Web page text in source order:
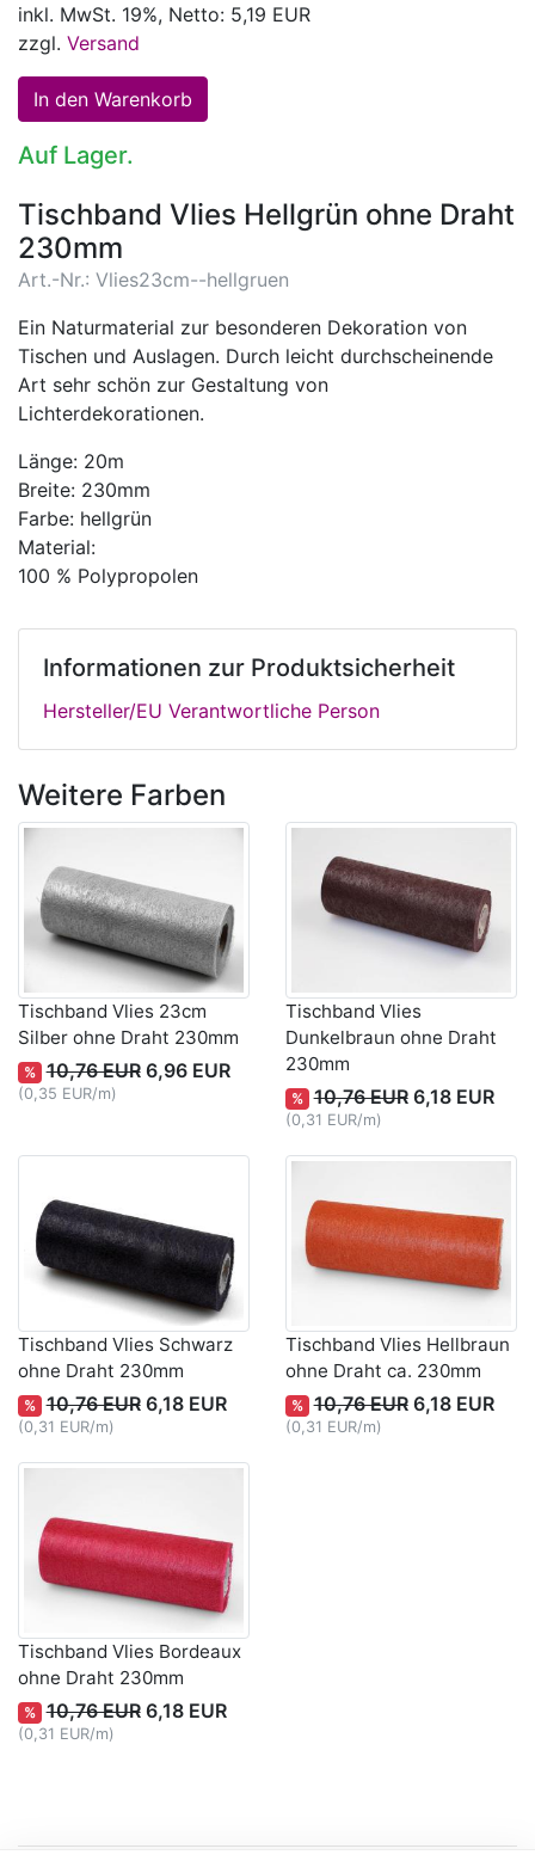
inkl. MwSt. 19%, Netto: 5,19 EUR
zzgl. Versand
Auf Lager.
Tischband Vlies Hellgrün ohne Draht
230mm
Art.-Nr.: Vlies23cm--hellgruen
Ein Naturmaterial zur besonderen Dekoration von
Tischen und Auslagen. Durch leicht durchscheinende
Art sehr schön zur Gestaltung von
Lichterdekorationen.
Länge: 20m
Breite: 230mm
Farbe: hellgrün
Material:
100 % Polypropolen
Informationen zur Produktsicherheit
Hersteller/EU Verantwortliche Person
Weitere Farben
Tischband Vlies 23cm
Silber ohne Draht 230mm
% 10,76 EUR 6,96 EUR
(0,35 EUR/m)
Tischband Vlies
Dunkelbraun ohne Draht
230mm
% 10,76 EUR 6,18 EUR
(0,31 EUR/m)
Tischband Vlies Schwarz
ohne Draht 230mm
% 10,76 EUR 6,18 EUR
(0,31 EUR/m)
Tischband Vlies Hellbraun
ohne Draht ca. 230mm
% 10,76 EUR 6,18 EUR
(0,31 EUR/m)
Tischband Vlies Bordeaux
ohne Draht 230mm
% 10,76 EUR 6,18 EUR
(0,31 EUR/m)